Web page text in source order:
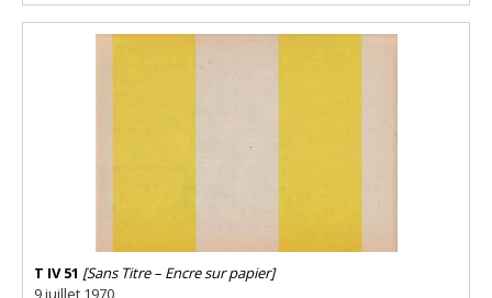
T IV 51 [Sans Titre – Encre sur papier]
9 juillet 1970